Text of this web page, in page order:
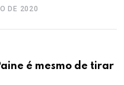
DE 2020
é mesmo de tirar